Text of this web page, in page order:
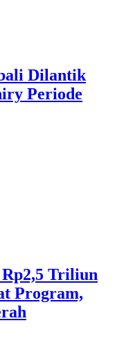
Dilantik
Periode
Triliun
Program,